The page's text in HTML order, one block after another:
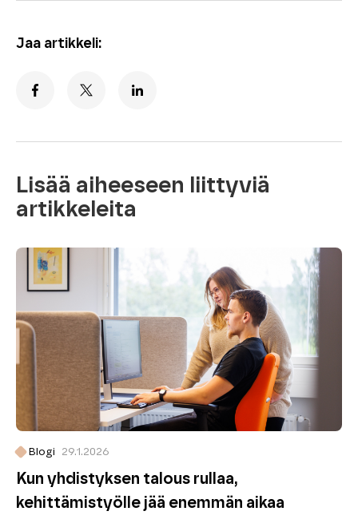
Jaa artikkeli:
Lisää aiheeseen liittyviä
artikkeleita
Blogi 29.1.2026
Kun yhdistyksen talous rullaa,
kehittämistyölle jää enemmän aikaa